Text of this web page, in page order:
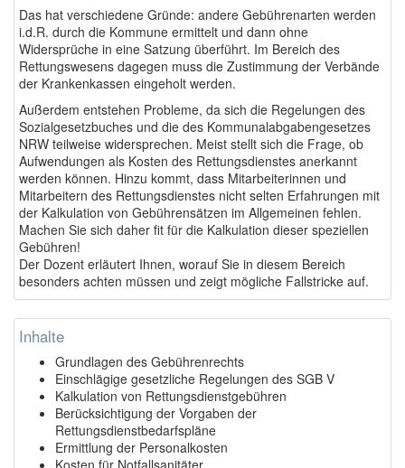
Das hat verschiedene Gründe: andere Gebührenarten werden
i.d.R. durch die Kommune ermittelt und dann ohne
Widersprüche in eine Satzung überführt. Im Bereich des
Rettungswesens dagegen muss die Zustimmung der Verbände
der Krankenkassen eingeholt werden.
Außerdem entstehen Probleme, da sich die Regelungen des
Sozialgesetzbuches und die des Kommunalabgabengesetzes
NRW teilweise widersprechen. Meist stellt sich die Frage, ob
Aufwendungen als Kosten des Rettungsdienstes anerkannt
werden können. Hinzu kommt, dass Mitarbeiterinnen und
Mitarbeitern des Rettungsdienstes nicht selten Erfahrungen mit
der Kalkulation von Gebührensätzen im Allgemeinen fehlen.
Machen Sie sich daher fit für die Kalkulation dieser speziellen
Gebühren!
Der Dozent erläutert Ihnen, worauf Sie in diesem Bereich
besonders achten müssen und zeigt mögliche Fallstricke auf.
Inhalte
Grundlagen des Gebührenrechts
Einschlägige gesetzliche Regelungen des SGB V
Kalkulation von Rettungsdienstgebühren
Berücksichtigung der Vorgaben der
Rettungsdienstbedarfspläne
Ermittlung der Personalkosten
Kosten für Notfallsanitäter